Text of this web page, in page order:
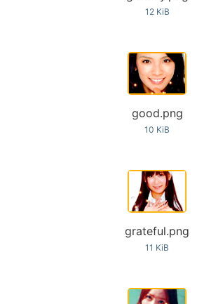
12 KiB
good.png
10 KiB
grateful.png
11 KiB